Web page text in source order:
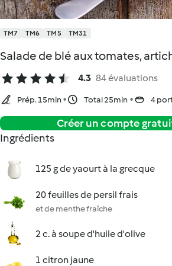
TM7 TM6 TM5 TM31
Salade de blé aux tomates,
4.3 84 évaluations
Prép. 15min Total 25min 4
Créer un compte
Ingrédients
125 g de yaourt à la grecque
20 feuilles de persil frais
et de menthe fraîche
2 c. à soupe d'huile d'olive
1 citron jaune